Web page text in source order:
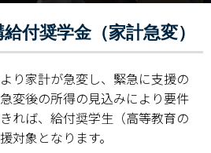
方へ付奨学金（家計急変）
り家計が急変し、緊急に支援の
変後の所得の見込みにより要件
れば、給付奨学生（高等教育の
対象となります。